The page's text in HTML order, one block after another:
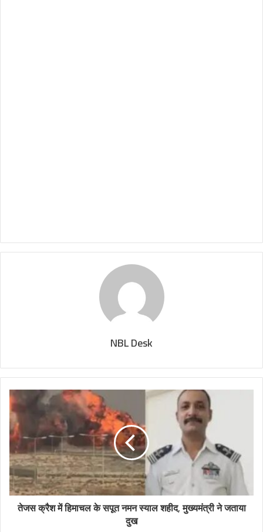
NBL Desk
तेजस क्रैश में हिमाचल के सपूत नमन स्याल शहीद, मुख्यमंत्री ने जताया
दुख